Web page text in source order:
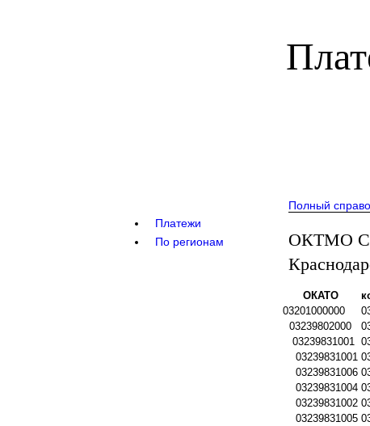
Платежи
По регионам
Полный
ОКТМО
ОКАТО
03201000000
03239802000
03239831001
03239831001
03239831006
03239831004
03239831002
03239831005